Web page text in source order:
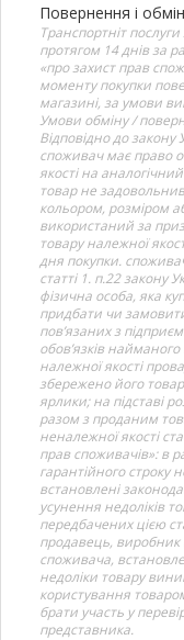
Повернення і обмін
Транспортніт
протягом 14 днів за
«про захист прав
моменту покупки
магазині, за умови
Умови обміну /
Відповідно до закону
споживач має право
якості на
товар не
кольором, розміром
використаний за
товару належної
дня покупки.
статті 1. п.22 закону
фізична особа, яка
придбати чи
пов’язаних з
обов’язків
належної якості
збережено його
ярлики; на підставі
разом з проданим
неналежної якості
прав споживачів»: в
гарантійного строку
встановлені
усунення недоліків
передбачених цією
продавець,
споживача,
недоліки товару
користування
брати участь у
представника.